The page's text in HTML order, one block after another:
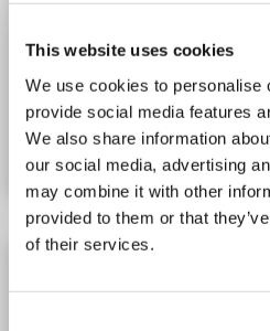
This website uses cookies
We use cookies to personalise
provide social media features
We also share information
our social media, advertising
may combine it with other
provided to them or that
of their services.
ADK Kit ELISA
ADK Reactivité: Souris
N° du produit ABIN1120556
Fiche technique